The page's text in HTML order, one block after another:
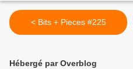
< Bits + Pieces #225
Hébergé par Overblog